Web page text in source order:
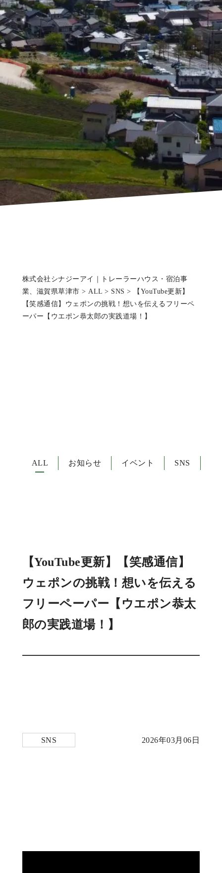
株式会社シナジーアイ｜トレーラーハウス・宿泊事
業、滋賀県草津市 > ALL > SNS >
【YouTube更新】
【笑感通信】ウェポンの挑戦！想いを伝えるフリーペ
ーパー【ウエポン恭太郎の実践道場！】
ALL お知らせ イベント SNS
【YouTube更新】【笑感通信】
ウェポンの挑戦！想いを伝える
フリーペーパー【ウエポン恭太
郎の実践道場！】
SNS 2026年03月06日